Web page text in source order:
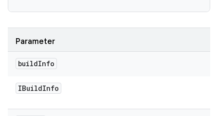
Parameter
buildInfo
IBuildInfo